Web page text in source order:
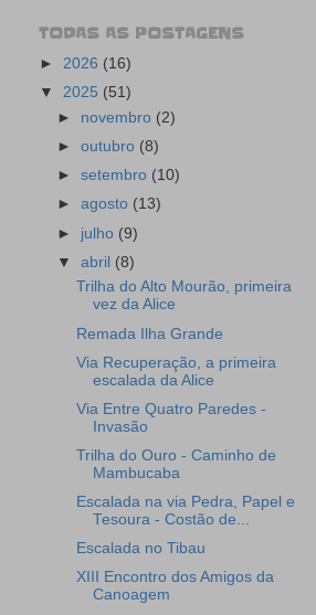
TODAS AS POSTAGENS
► 2026 (16)
▼ 2025 (51)
► novembro (2)
►outubro (8)
►setembro (10)
►agosto (13)
► julho (9)
▼abril (8)
Trilha do Alto Mourão, primeira
vez da Alice
Remada Ilha Grande
Via Recuperação, a primeira
escalada da Alice
Via Entre Quatro Paredes -
Invasão
Trilha do Ouro - Caminho de
Mambucaba
Escalada na via Pedra, Papel e
Tesoura - Costão de...
Escalada no Tibau
XIII Encontro dos Amigos da
Canoagem